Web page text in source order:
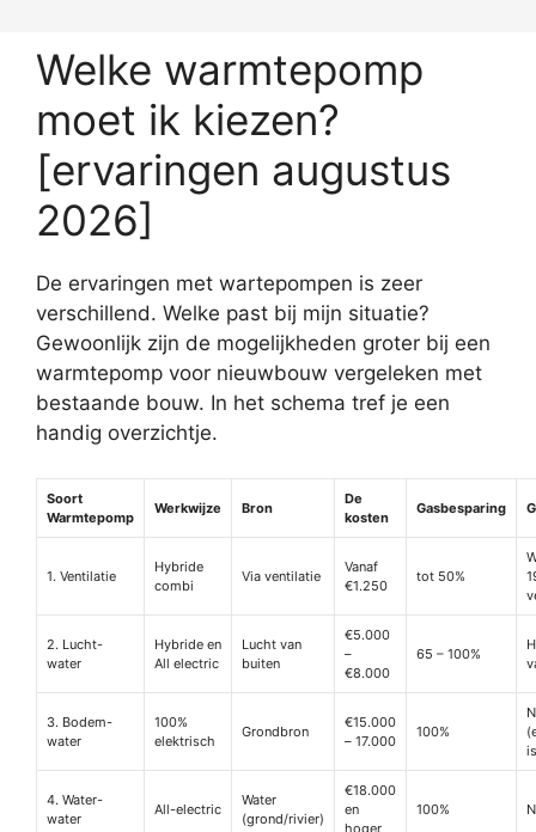
Welke warmtepomp
moet ik kiezen?
[ervaringen augustus
2026]
De ervaringen met wartepompen is zeer
verschillend. Welke past bij mijn situatie?
Gewoonlijk zijn de mogelijkheden groter bij een
warmtepomp voor nieuwbouw vergeleken met
bestaande bouw. In het schema tref je een
handig overzichtje.
Soort
Warmtepomp
Werkwijze Bron
De
kosten
Gasbesparing
1. Ventilatie
Hybride
combi
Via ventilatie
Vanaf
€1.250
tot 50%
2. Lucht-
water
Hybride en
All electric
Lucht van
buiten
€5.000
–
€8.000
65 – 100%
3. Bodem-
water
100%
elektrisch
Grondbron
€15.000
– 17.000
100%
4. Water-
water
All-electric
Water
(grond/rivier)
€18.000
en
100%